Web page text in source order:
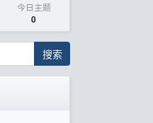
今日主题
0
搜索